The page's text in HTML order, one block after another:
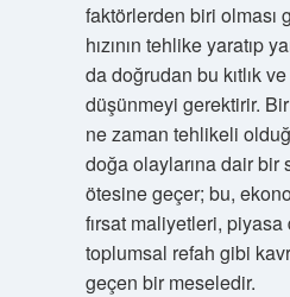
faktörlerden biri olması
hızının tehlike yaratıp
da doğrudan bu kıtlık
düşünmeyi gerektirir. Bir
ne zaman tehlikeli
doğa olaylarına dair bir
ötesine geçer; bu,
fırsat maliyetleri,
toplumsal refah gibi
geçen bir meseledir.